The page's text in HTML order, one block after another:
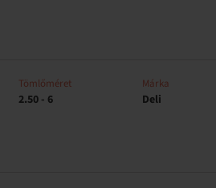
Tömlőméret
2.50 - 6
Márka
Deli